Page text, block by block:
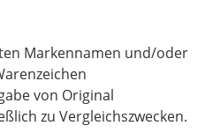
Markennamen und/oder
von Original
zu Vergleichszwecken.